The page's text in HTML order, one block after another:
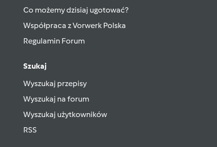
Co możemy dzisiaj ugotować?
Współpraca z Vorwerk Polska
Regulamin Forum
Szukaj
Wyszukaj przepisy
Wyszukaj na forum
Wyszukaj użytkowników
RSS